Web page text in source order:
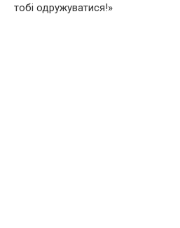
тобі одружуватися!»